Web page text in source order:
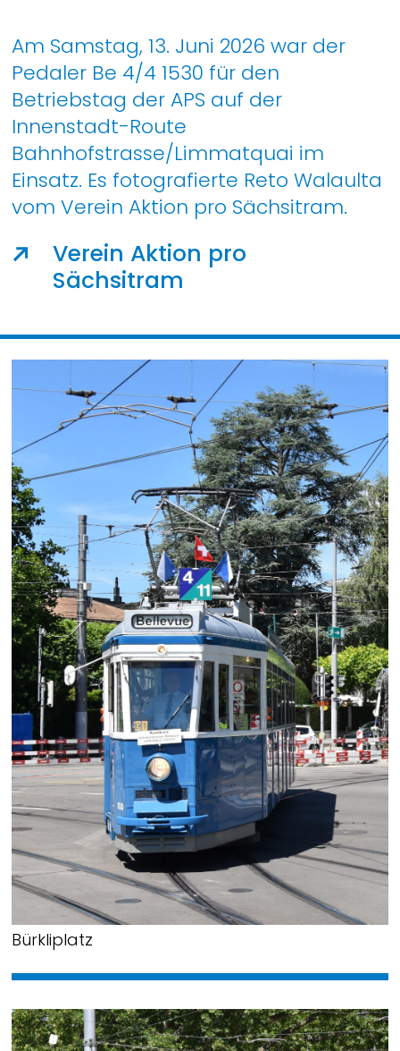
Am Samstag, 13. Juni 2026 war der
Pedaler Be 4/4 1530 für den
Betriebstag der APS auf der
Innenstadt-Route
Bahnhofstrasse/Limmatquai im
Einsatz. Es fotografierte Reto Walaulta
vom Verein Aktion pro Sächsitram.
Verein Aktion pro
Sächsitram
Bürkliplatz